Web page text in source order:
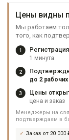
Цены видны
Мы работаем
того, как
1 Регистрация
1 минута
2
до 2
3 Цены
цена и заказ
Менеджеры на
подтверждаем в
Заказ от 20 000